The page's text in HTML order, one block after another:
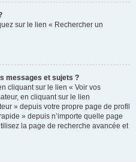
sur le lien « Rechercher un
messages et sujets ?
cliquant sur le lien « Voir vos
en cliquant sur le lien
» depuis votre propre page de profil
» depuis n’importe quelle page
la page de recherche avancée et